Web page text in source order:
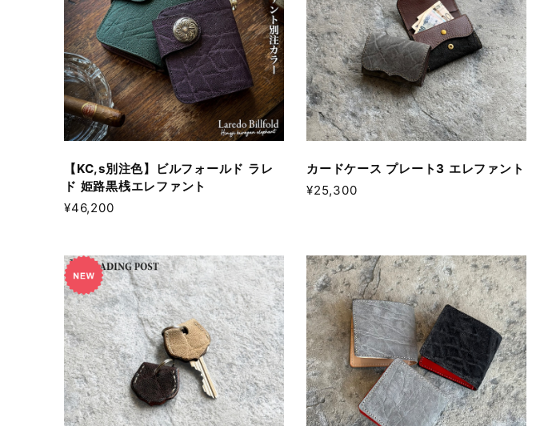
【KC,s別注色】ビルフォールド ラレ
ド 姫路黒桟エレファント
¥46,200
カードケース プレート3 エレファント
¥25,300